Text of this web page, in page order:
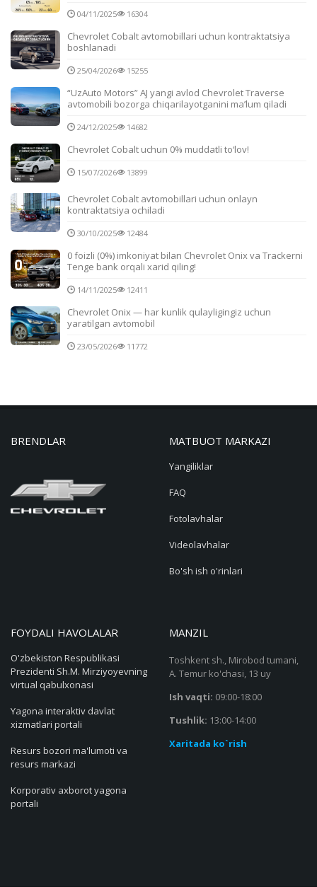
04/11/2025 16304
Chevrolet Cobalt avtomobillari uchun kontraktatsiya
boshlanadi
25/04/2026 15255
“UzAuto Motors” AJ yangi avlod Chevrolet Traverse
avtomobili bozorga chiqarilayotganini ma’lum qiladi
24/12/2025 14682
Chevrolet Cobalt uchun 0% muddatli to‘lov!
15/07/2026 13899
Chevrolet Cobalt avtomobillari uchun onlayn
kontraktatsiya ochiladi
30/10/2025 12484
0 foizli (0%) imkoniyat bilan Chevrolet Onix va Trackerni
Tenge bank orqali xarid qiling!
14/11/2025 12411
Chevrolet Onix — har kunlik qulayligingiz uchun
yaratilgan avtomobil
23/05/2026 11772
BRENDLAR MATBUOT MARKAZI
Yangiliklar
FAQ
Fotolavhalar
Videolavhalar
Bo'sh ish o'rinlari
FOYDALI HAVOLALAR
O'zbekiston Respublikasi
Prezidenti Sh.M. Mirziyoyevning
virtual qabulxonasi
Yagona interaktiv davlat
xizmatlari portali
Resurs bozori ma'lumoti va
resurs markazi
Korporativ axborot yagona
portali
MANZIL
Toshkent sh., Mirobod tumani,
A. Temur ko'chasi, 13 uy
Ish vaqti: 09:00-18:00
Tushlik: 13:00-14:00
Xaritada ko`rish